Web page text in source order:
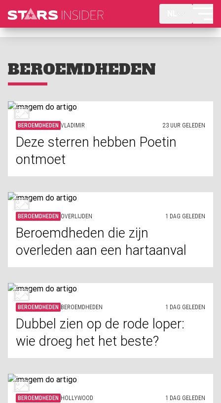
BEROEMDHEDEN
BEROEMDHEDEN VLADIMIR 23 UUR GELEDEN
Deze sterren hebben Poetin
ontmoet
BEROEMDHEDEN OVERLIJDEN 1 DAG GELEDEN
Beroemdheden die zijn
overleden aan een hartaanval
BEROEMDHEDEN BEROEMDHEDEN 1 DAG GELEDEN
Dubbel zien op de rode loper:
wie droeg het het beste?
BEROEMDHEDEN HOLLYWOOD 1 DAG GELEDEN